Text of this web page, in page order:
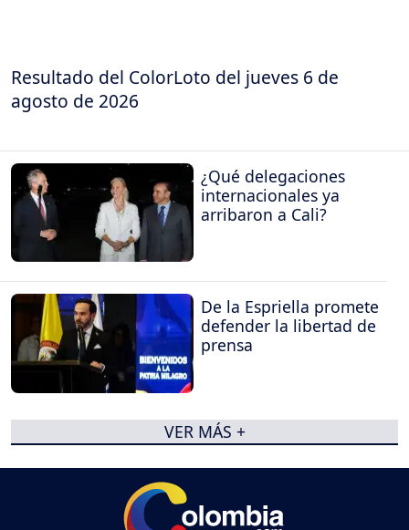
Resultado del ColorLoto del jueves 6 de
agosto de 2026
¿Qué delegaciones
internacionales ya
arribaron a Cali?
De la Espriella promete
defender la libertad de
prensa
VER MÁS +